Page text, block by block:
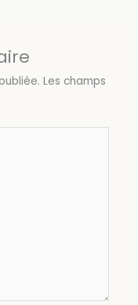
Les champs